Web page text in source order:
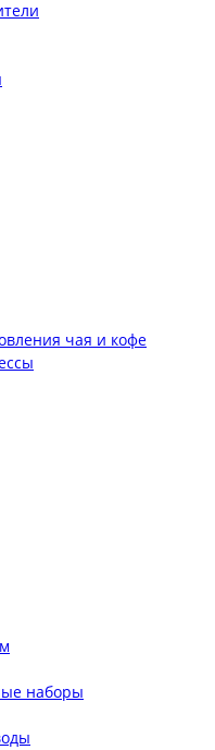
чая и кофе
наборы